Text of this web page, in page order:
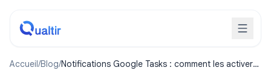
Accueil/Blog/Notifications Google Tasks : comment les activer